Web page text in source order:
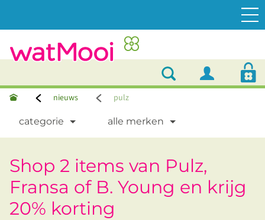
nieuws pulz
categorie alle merken
Shop 2 items van Pulz,
Fransa of B. Young en krijg
20% korting